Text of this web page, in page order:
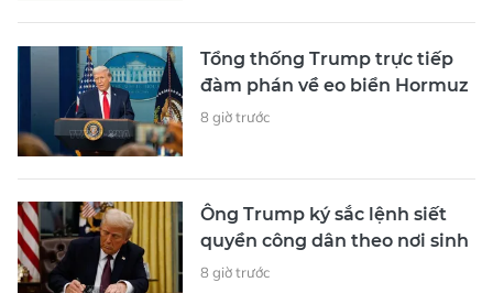
Tổng thống Trump trực tiếp
đàm phán về eo biển Hormuz
8 giờ trước
Ông Trump ký sắc lệnh siết
quyền công dân theo nơi sinh
8 giờ trước